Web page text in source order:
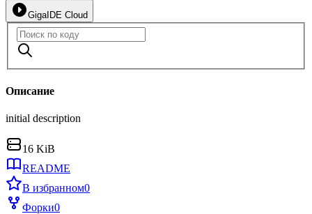
GigaIDE Cloud
Описание
initial description
16 KiB
README
В избранном0
Форки0